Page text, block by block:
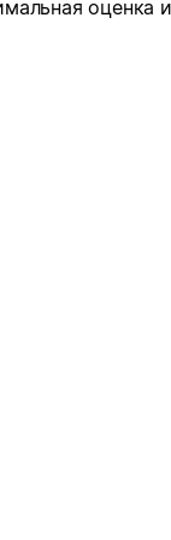
оценка